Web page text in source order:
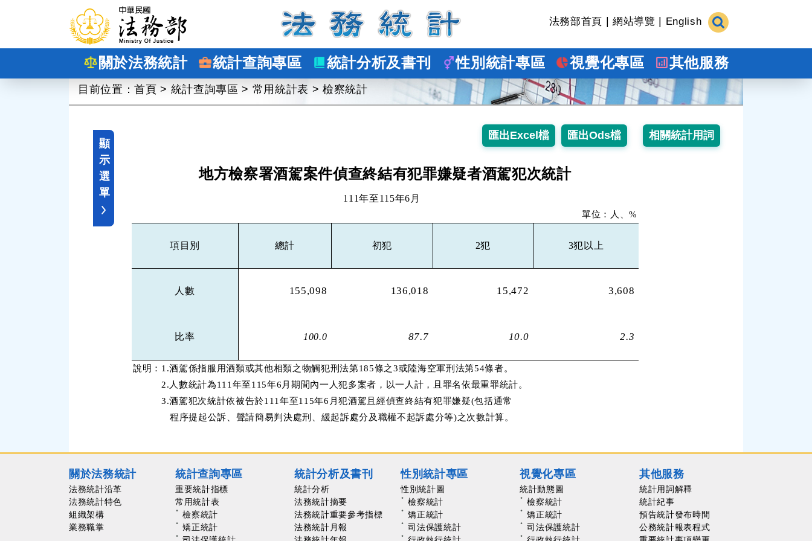
跳到主要內容
法務部首頁 網站導覽 English
關於法務統計 統計查詢專區 統計分析及書刊 性別統計專區 視覺化專區 其他服務
目前位置：首頁 > 統計查詢專區 > 常用統計表 >檢察統計
顯
示
選
單
地方檢察署酒駕案件偵查終結有犯罪嫌疑者酒駕犯次統計
111年至115年6月
單位：人、%
項目別 總計 初犯 2犯 3犯以上
人數 155,098 136,018 15,472 3,608
比率 100.0 87.7 10.0 2.3
說明：1.酒駕係指服用酒類或其他相類之物觸犯刑法第185條之3或陸海空軍刑法第54條者。
2.人數統計為111年至115年6月期間內一人犯多案者，以一人計，且罪名依最重罪統計。
3.酒駕犯次統計依被告於111年至115年6月犯酒駕且經偵查終結有犯罪嫌疑(包括通常
程序提起公訴、聲請簡易判決處刑、緩起訴處分及職權不起訴處分等)之次數計算。
關於法務統計
法務統計沿革
法務統計特色
組織架構
業務職掌
統計查詢專區
重要統計指標
常用統計表
檢察統計
矯正統計
統計分析及書刊
統計分析
法務統計摘要
法務統計重要參考指標
法務統計月報
性別統計專區
性別統計圖
檢察統計
矯正統計
司法保護統計
視覺化專區
統計動態圖
檢察統計
矯正統計
司法保護統計
其他服務
統計用詞解釋
統計紀事
預告統計發布時間
公務統計報表程式